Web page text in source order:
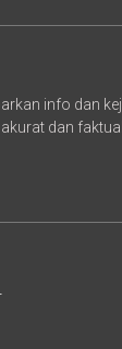
info dan
dan